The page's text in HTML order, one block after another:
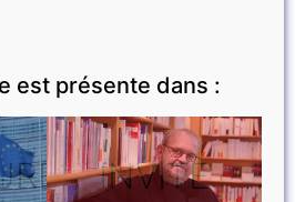
est présente dans :
INVITÉ